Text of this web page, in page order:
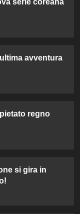
avventura
regno
si gira in